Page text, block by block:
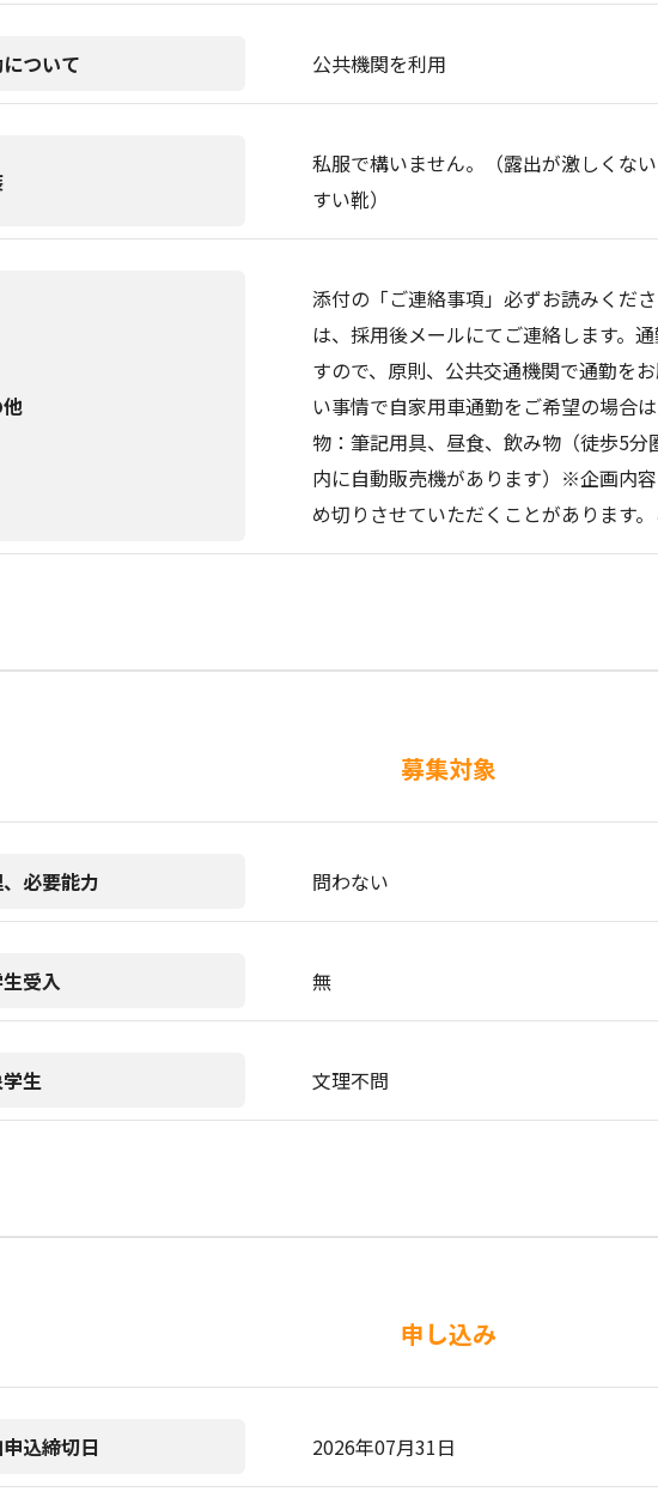
ついて 公共機関を利用
私服で構いません。（露出が激しくな
すい靴）
添付の「ご連絡事項」必ずお読みくだ
は、採用後メールにてご連絡します。
すので、原則、公共交通機関で通勤を
い事情で自家用車通勤をご希望の場合
物：筆記用具、昼食、飲み物（徒歩5
内に自動販売機があります）※企画内
め切りさせていただくことがあります。
募集対象
必要能力 問わない
受入 無
生 文理不問
申し込み
込締切日 2026年07月31日